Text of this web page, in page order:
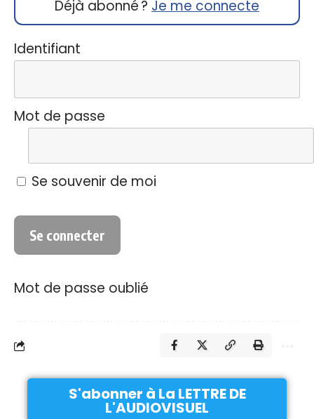
Déjà abonné ? Je me connecte
Identifiant
Mot de passe
Se souvenir de moi
Mot de passe oublié
S'abonner à La LETTRE DE
L'AUDIOVISUEL